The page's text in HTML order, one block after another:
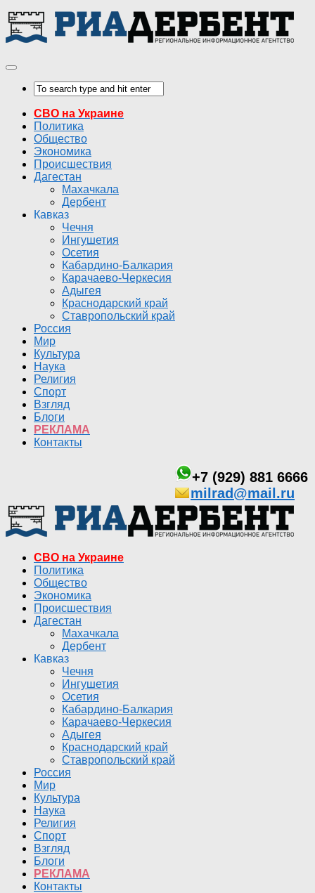
СВО на Украине
Политика
Общество
Экономика
Происшествия
Дагестан
Махачкала
Дербент
Кавказ
Чечня
Ингушетия
Осетия
Кабардино-Балкария
Карачаево-Черкесия
Адыгея
Краснодарский край
Ставропольский край
Россия
Мир
Культура
Наука
Религия
Спорт
Взгляд
Блоги
РЕКЛАМА
Контакты
+7 (929) 881 6666
milrad@mail.ru
СВО на Украине
Политика
Общество
Экономика
Происшествия
Дагестан
Махачкала
Дербент
Кавказ
Чечня
Ингушетия
Осетия
Кабардино-Балкария
Карачаево-Черкесия
Адыгея
Краснодарский край
Ставропольский край
Россия
Мир
Культура
Наука
Религия
Спорт
Взгляд
Блоги
РЕКЛАМА
Контакты